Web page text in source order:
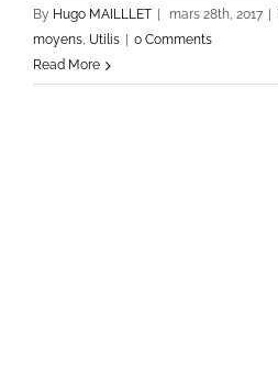
By Hugo MAILLLET mars 28th, 2017
moyens, Utilis
0 Comments
Read More